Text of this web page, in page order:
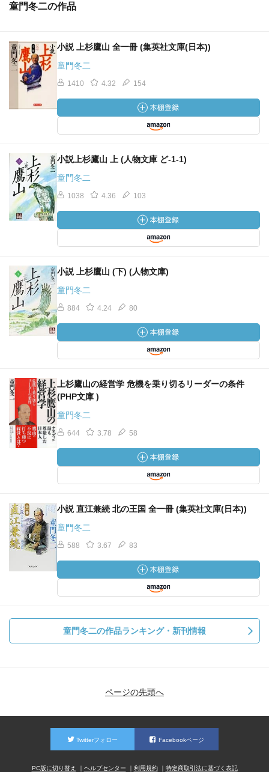
童門冬二の作品
小説 上杉鷹山 全一冊 (集英社文庫(日本))
童門冬二
1410 4.32 154
小説上杉鷹山 上 (人物文庫 ど-1-1)
童門冬二
1038 4.36 103
小説 上杉鷹山 (下) (人物文庫)
童門冬二
884 4.24 80
上杉鷹山の経営学 危機を乗り切るリーダーの条件
(PHP文庫 )
童門冬二
644 3.78 58
小説 直江兼続 北の王国 全一冊 (集英社文庫(日本))
童門冬二
588 3.67 83
童門冬二の作品ランキング・新刊情報
ページの先頭へ
Twitterフォロー Facebookページ
PC版に切り替え ヘルプセンター 利用規約 特定商取引法に基づく表記